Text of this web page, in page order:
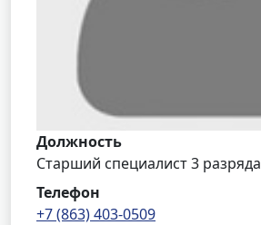
Должность
Старший специалист 3 разряда
Телефон
+7 (863) 403-0509